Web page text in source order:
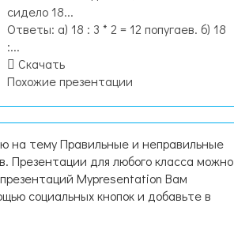
сидело 18...
Ответы: а) 18 : 3 * 2 = 12 попугаев. б) 18
:...
Скачать
Похожие презентации
на тему Правильные и неправильные
Презентации для любого класса можно
Mypresentation Вам
социальных кнопок и добавьте в